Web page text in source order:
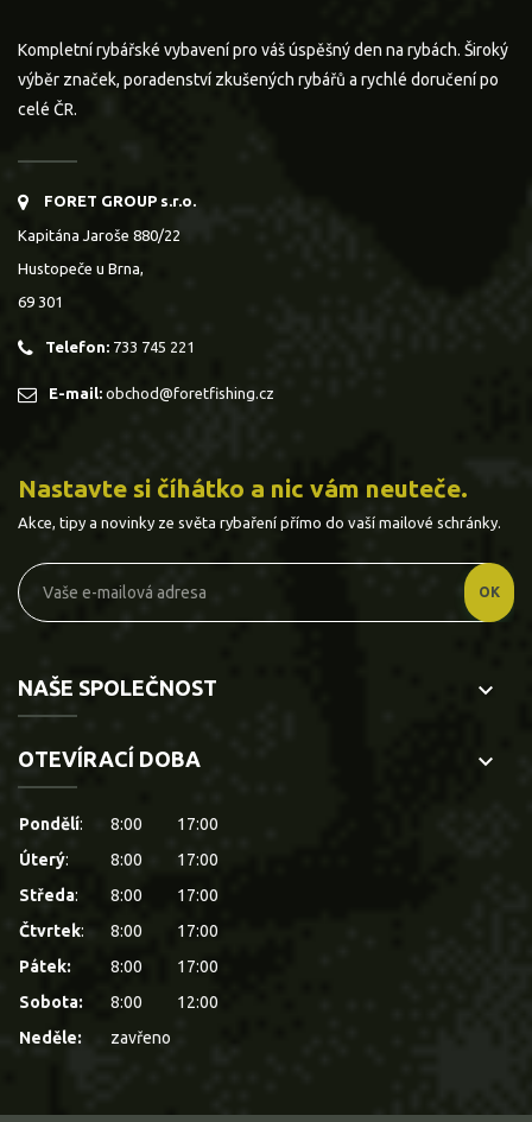
Kompletní rybářské vybavení pro váš úspěšný den na rybách. Široký
výběr značek, poradenství zkušených rybářů a rychlé doručení po
celé ČR.
FORET GROUP s.r.o.
Kapitána Jaroše 880/22
Hustopeče u Brna,
69 301
Telefon: 733 745 221
E-mail: obchod@foretfishing.cz
Nastavte si číhátko a nic vám neuteče.
Akce, tipy a novinky ze světa rybaření přímo do vaší mailové schránky.
NAŠE SPOLEČNOST keyboard_arrow_down
OTEVÍRACÍ DOBA keyboard_arrow_down
Pondělí: 8:00
17:00
Úterý: 8:00
17:00
Středa: 8:00
17:00
Čtvrtek: 8:00
17:00
Pátek:
8:00
17:00
Sobota:
8:00
12:00
Neděle:
zavřeno